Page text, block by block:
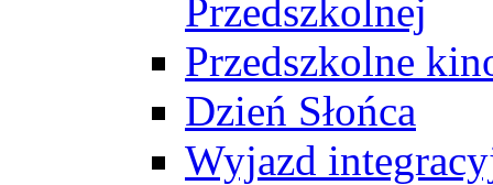
Przedszkolnej
Przedszkolne
Dzień Słońca
Wyjazd